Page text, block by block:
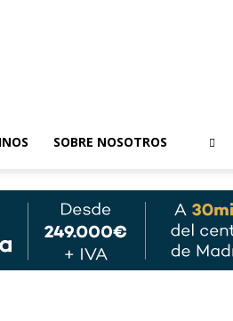
SOBRE NOSOTROS